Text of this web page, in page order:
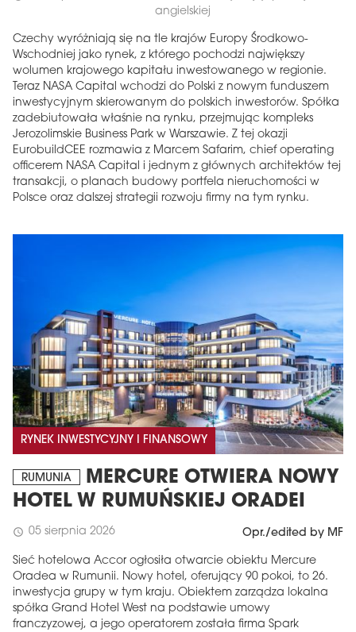
angielskiej
Czechy wyróżniają się na tle krajów Europy Środkowo-
Wschodniej jako rynek, z którego pochodzi największy
wolumen krajowego kapitału inwestowanego w regionie.
Teraz NASA Capital wchodzi do Polski z nowym funduszem
inwestycyjnym skierowanym do polskich inwestorów. Spółka
zadebiutowała właśnie na rynku, przejmując kompleks
Jerozolimskie Business Park w Warszawie. Z tej okazji
EurobuildCEE rozmawia z Marcem Safarim, chief operating
officerem NASA Capital i jednym z głównych architektów tej
transakcji, o planach budowy portfela nieruchomości w
Polsce oraz dalszej strategii rozwoju firmy na tym rynku.
RYNEK INWESTYCYJNY I FINANSOWY
RUMUNIA
MERCURE OTWIERA NOWY
HOTEL W RUMUŃSKIEJ ORADEI
schedule 05 sierpnia 2026 Opr./edited by MF
Sieć hotelowa Accor ogłosiła otwarcie obiektu Mercure
Oradea w Rumunii. Nowy hotel, oferujący 90 pokoi, to 26.
inwestycja grupy w tym kraju. Obiektem zarządza lokalna
spółka Grand Hotel West na podstawie umowy
franczyzowej, a jego operatorem została firma Spark